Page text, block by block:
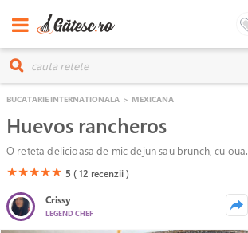
BUCATARIE INTERNATIONALA > MEXICANA
Huevos rancheros
O reteta delicioasa de mic dejun sau brunch, cu oua.
(*)
★(*)
★(*)
★(*)
★(*)
★ 5 ( 12 recenzii )
Crissy
LEGEND CHEF